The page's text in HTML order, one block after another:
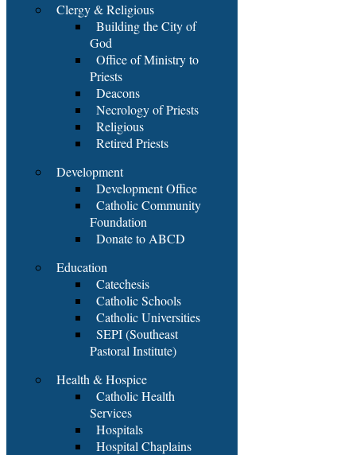
Clergy & Religious
Building the City of
God
Office of Ministry to
Priests
Deacons
Necrology of Priests
Religious
Retired Priests
Development
Development Office
Catholic Community
Foundation
Donate to ABCD
Education
Catechesis
Catholic Schools
Catholic Universities
SEPI (Southeast
Pastoral Institute)
Health & Hospice
Catholic Health
Services
Hospitals
Hospital Chaplains